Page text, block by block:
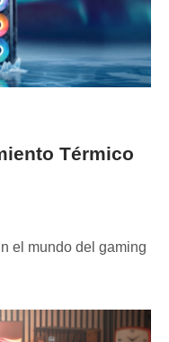
Térmico
el mundo del gaming